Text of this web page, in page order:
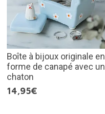
Boîte à bijoux originale en
forme de canapé avec un
chaton
14,95€